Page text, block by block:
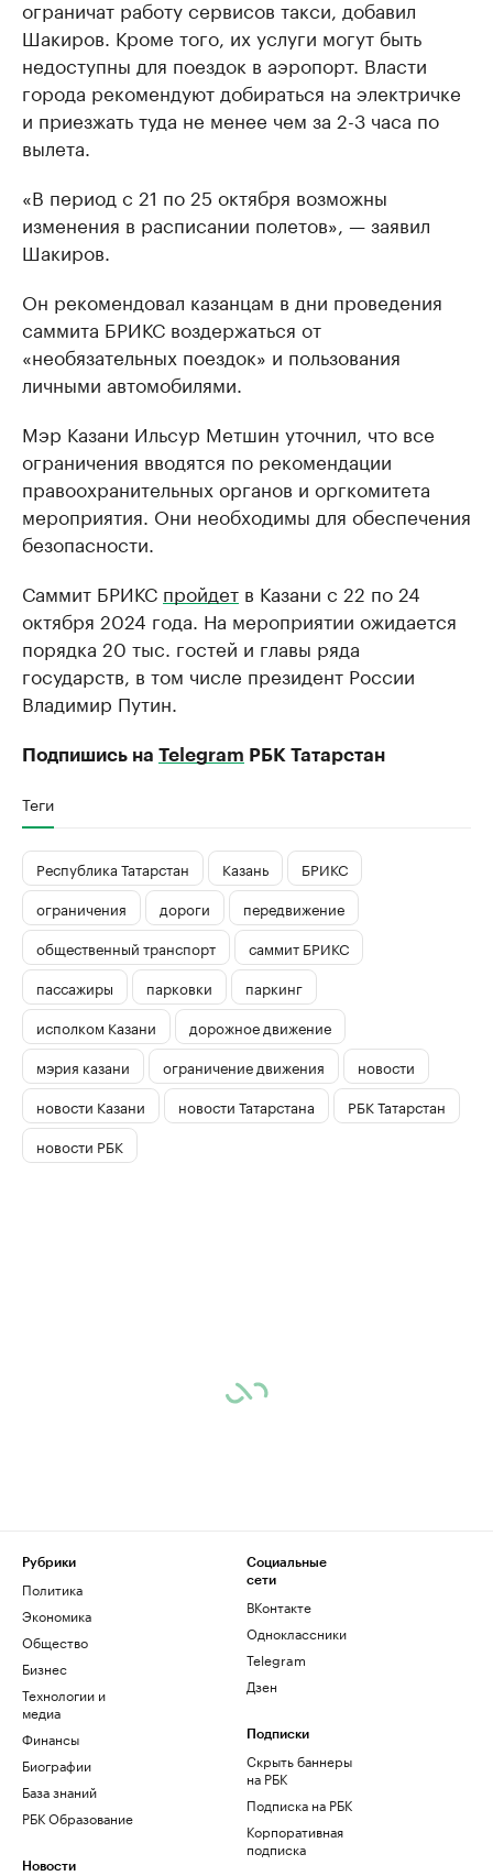
ограничат работу сервисов такси, добавил
Шакиров. Кроме того, их услуги могут быть
недоступны для поездок в аэропорт. Власти
города рекомендуют добираться на электричке
и приезжать туда не менее чем за 2-3 часа по
вылета.
«В период с 21 по 25 октября возможны
изменения в расписании полетов», — заявил
Шакиров.
Он рекомендовал казанцам в дни проведения
саммита БРИКС воздержаться от
«необязательных поездок» и пользования
личными автомобилями.
Мэр Казани Ильсур Метшин уточнил, что все
ограничения вводятся по рекомендации
правоохранительных органов и оргкомитета
мероприятия. Они необходимы для обеспечения
безопасности.
Саммит БРИКС пройдет в Казани с 22 по 24
октября 2024 года. На мероприятии ожидается
порядка 20 тыс. гостей и главы ряда
государств, в том числе президент России
Владимир Путин.
Подпишись на Telegram РБК Татарстан
Теги
Республика Татарстан Казань
БРИКС
ограничения
дороги
передвижение
общественный транспорт
саммит БРИКС
пассажиры
парковки
паркинг
исполком Казани
дорожное движение
мэрия казани
ограничение движения
новости
новости Казани
новости Татарстана
РБК Татарстан
новости РБК
Рубрики
Политика
Экономика
Общество
Бизнес
Технологии и
медиа
Финансы
Биографии
База знаний
РБК Образование
Новости
Социальные
сети
ВКонтакте
Одноклассники
Telegram
Дзен
Подписки
Скрыть баннеры
на РБК
Подписка на РБК
Корпоративная
подписка